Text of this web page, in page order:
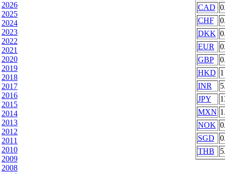
2026
2025
2024
2023
2022
2021
2020
2019
2018
2017
2016
2015
2014
2013
2012
2011
2010
2009
2008
CAD
CHF
DKK
EUR
GBP
HKD 1
INR
JPY
MXN
NOK
SGD
THB